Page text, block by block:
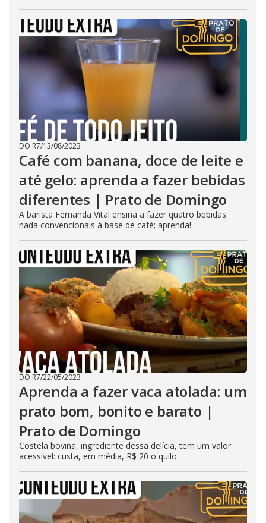
DO R7/13/08/2023
Café com banana, doce de leite e
até gelo: aprenda a fazer bebidas
diferentes | Prato de Domingo
A barista Fernanda Vital ensina a fazer quatro bebidas
nada convencionais à base de café; aprenda!
DO R7/22/05/2023
Aprenda a fazer vaca atolada: um
prato bom, bonito e barato |
Prato de Domingo
Costela bovina, ingrediente dessa delícia, tem um valor
acessível: custa, em média, R$ 20 o quilo